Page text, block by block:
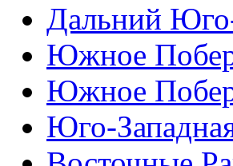
Дальний
Южное
Южное
Юго-